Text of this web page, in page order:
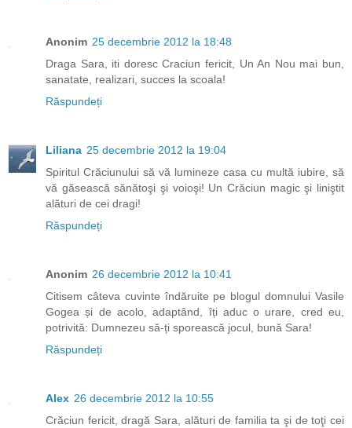
Anonim 25 decembrie 2012 la 18:48
Draga Sara, iti doresc Craciun fericit, Un An Nou mai bun,
sanatate, realizari, succes la scoala!
Răspundeți
Liliana 25 decembrie 2012 la 19:04
Spiritul Crăciunului să vă lumineze casa cu multă iubire, să
vă găsească sănătoşi şi voioşi! Un Crăciun magic şi liniştit
alături de cei dragi!
Răspundeți
Anonim 26 decembrie 2012 la 10:41
Citisem câteva cuvinte îndăruite pe blogul domnului Vasile
Gogea și de acolo, adaptând, îți aduc o urare, cred eu,
potrivită: Dumnezeu să-ți sporească jocul, bună Sara!
Răspundeți
Alex 26 decembrie 2012 la 10:55
Crăciun fericit, dragă Sara, alături de familia ta şi de toţi cei